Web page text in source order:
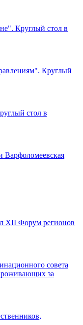
Круглый стол в
Круглый
стол в
Варфоломеевская
XII Форум регионов
совета
за